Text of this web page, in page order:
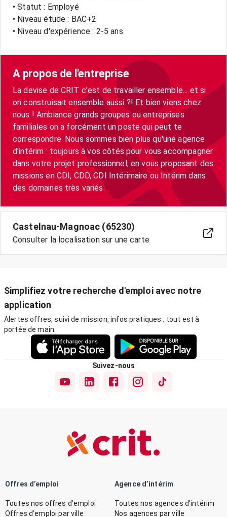
• Statut : Employé
• Niveau étude : BAC+2
• Niveau d'expérience : 2-5 ans
A propos de l'entreprise
La devise de CRIT c’est de travailler ensemble... et si
on construisait ensemble aussi ?! Et bien viens chez
nous ! Ambiance grands groupes ou entreprises
familiales on a forcément un poste qui peut te
correspondre. Nous sommes bien plus qu'une agence
d'intérim : toujours à vos côtés pour vous accompagner
dans votre projet professionnel, en vous proposant des
missions en CDI, CDD, CDI Intérimaire ou Intérim dans
des domaines très variés.
Castelnau-Magnoac (65230)
Consulter la localisation sur une carte
Simplifiez votre recherche d'emploi avec notre
application
Alertes offres, suivi de mission, infos pratiques : tout est à
portée de main.
Suivez-nous
Offres d’emploi
Toutes nos offres d’emploi
Offres d’emploi par ville
Agence d’intérim
Toutes nos agences d’intérim
Nos agences par ville